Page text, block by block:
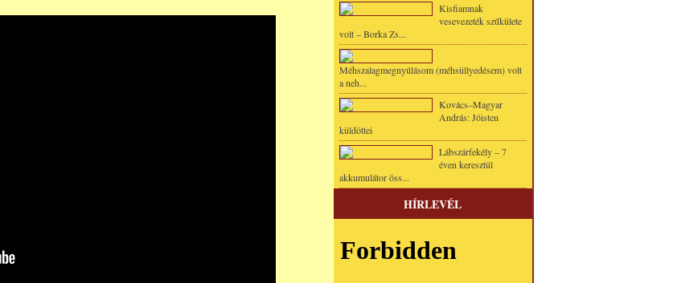
Kisfiamnak
vesevezeték szűkülete
volt – Borka Zs...
Méhszalagmegnyúlásom (méhsüllyedésem) volt
a neh...
Kovács–Magyar
András: Jóisten
küldöttei
Lábszárfekély – 7
éven keresztül
akkumulátor öss...
HÍRLEVÉL